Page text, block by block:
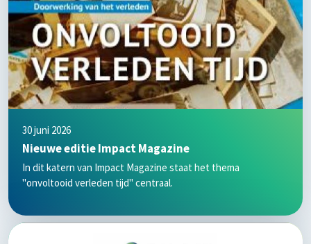
30 juni 2026
Nieuwe editie Impact Magazine
In dit katern van Impact Magazine staat het thema
"onvoltooid verleden tijd" centraal.